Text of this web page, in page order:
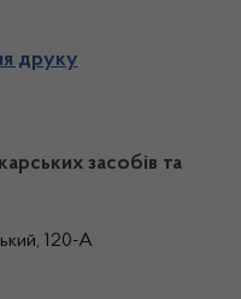
друку
засобів та
120-А